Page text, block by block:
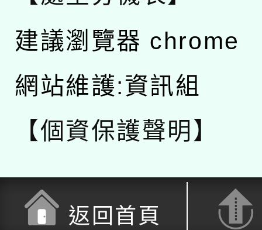
建議瀏覽器 chrome
網站維護:資訊組
【個資保護聲明】
返回首頁